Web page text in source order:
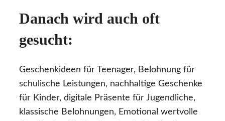
Danach wird auch oft
gesucht:
Geschenkideen für Teenager, Belohnung für
schulische Leistungen, nachhaltige Geschenke
für Kinder, digitale Präsente für Jugendliche,
klassische Belohnungen, Emotional wertvolle